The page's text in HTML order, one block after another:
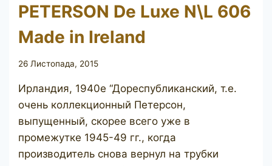
PETERSON De Luxe N\L 606
Made in Ireland
26 Листопада, 2015
Ирландия, 1940е “Дореспубликанский, т.е.
очень коллекционный Петерсон,
выпущенный, скорее всего уже в
промежутке 1945-49 гг., когда
производитель снова вернул на трубки